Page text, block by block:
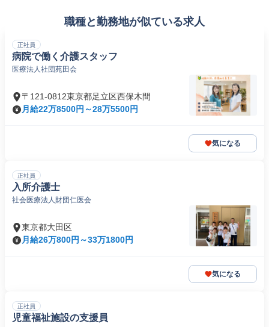
職種と勤務地が似ている求人
正社員
病院で働く介護スタッフ
医療法人社団苑田会
〒121-0812東京都足立区西保木間
月給22万8500円～28万5500円
気になる
正社員
入所介護士
社会医療法人財団仁医会
東京都大田区
月給26万800円～33万1800円
気になる
正社員
児童福祉施設の支援員